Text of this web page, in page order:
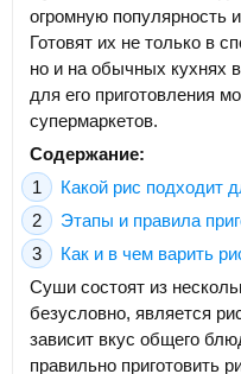
огромную популярность
Готовят их не только в
но и на обычных кухнях
для его приготовления
супермаркетов.
Содержание:
Какой рис подходит
Этапы и правила
Как и в чем варить
Суши состоят из
безусловно, является
зависит вкус общего
правильно приготовить